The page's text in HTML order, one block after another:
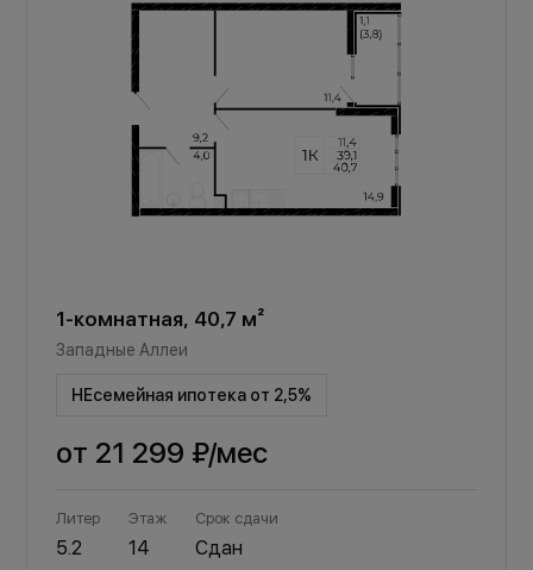
1-комнатная, 40,7 м²
Западные Аллеи
НЕсемейная ипотека от 2,5%
от 21 299 ₽/мес
Литер
5.2
Этаж
14
Срок сдачи
Сдан